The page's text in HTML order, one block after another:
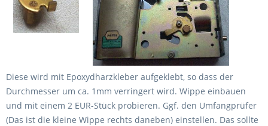
Diese wird mit Epoxydharzkleber aufgeklebt, so dass der
Durchmesser um ca. 1mm verringert wird. Wippe einbauen
und mit einem 2 EUR-Stück probieren. Ggf. den Umfangprüfer
(Das ist die kleine Wippe rechts daneben) einstellen. Das sollte